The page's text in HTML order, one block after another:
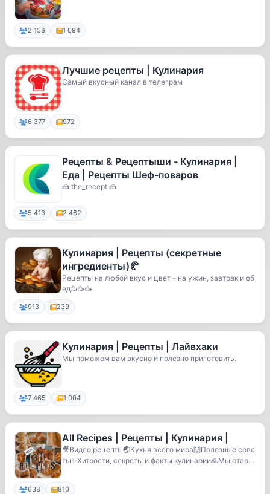
2 158 1 094
Лучшие рецепты | Кулинария
Самый вкусный канал в телеграм
6 377 972
Рецепты & Рецептыши - Кулинария |
Еда | Рецепты Шеф-поваров
🍰 the_recept 🍰
5 413 2 462
Кулинария | Рецепты (секретные
ингредиенты)🥐
Рецепты на любой вкус и цвет - на ужин, завтрак и об
ед🥳🥳🥳
913 239
Кулинария | Рецепты | Лайвхаки
Мы поможем вам вкусно и полезно приготовить.
7 465 1 004
All Recipes | Рецепты | Кулинария |
🎥Видео рецепты🌏Кухня всего мира🙌Полезные сове
ты✨Хитрости, секреты и факты кулинарии🙏Мы стара
638 810